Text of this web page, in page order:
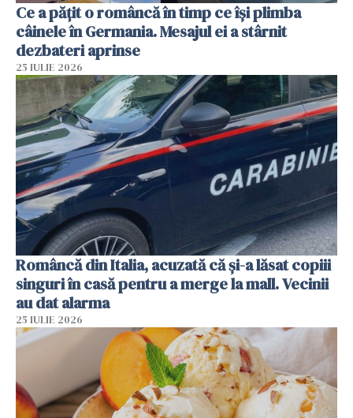
Ce a pățit o româncă în timp ce își plimba
câinele în Germania. Mesajul ei a stârnit
dezbateri aprinse
25 IULIE 2026
Româncă din Italia, acuzată că și-a lăsat copiii
singuri în casă pentru a merge la mall. Vecinii
au dat alarma
25 IULIE 2026